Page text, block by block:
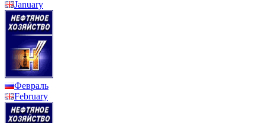
January
Февраль
February